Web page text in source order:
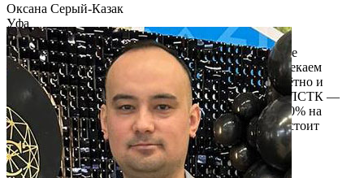
Оксана Серый-Казак
Уфа
ИП Серый-Казак Оксана Владимировна
Семейный бизнес, который растит новое поколение
строителей: обучаем студентов на практике, привлекаем
молодых ИТР, доказываем, что стройка — это почётно и
выгодно. Возводим дома и ангары по технологии ЛСТК —
быстро (монтаж от 7 дней), дёшево (экономия до 40% на
фундаменте) и экологично. За нашими проектами стоит
научная база Заслуженного изобретателя РФ.
Читать описание
Перейти на сайт